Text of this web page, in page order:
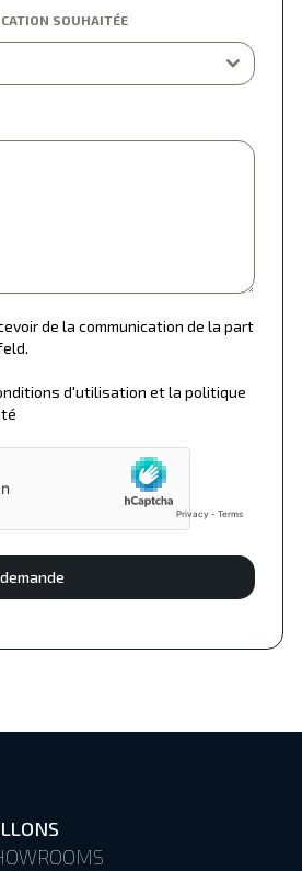
SOUHAITÉE
de la communication de la part
d'utilisation et la politique